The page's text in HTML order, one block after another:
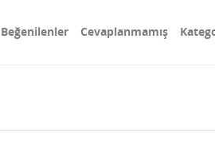
Beğenilenler Cevaplanmamış